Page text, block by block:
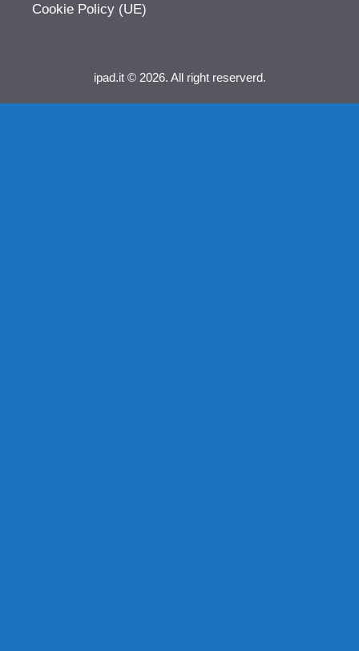
Cookie Policy (UE)
ipad.it © 2026. All right reserverd.